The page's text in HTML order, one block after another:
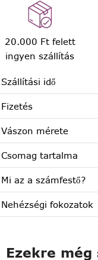
20.000 Ft felett
ingyen szállítás
Szállítási idő
Fizetés
Vászon mérete
Csomag tartalma
Mi az a számfestő?
Nehézségi fokozatok
Ezekre